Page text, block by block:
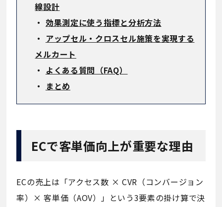
線設計
・ 効果測定に使う指標と分析方法
・ アップセル・クロスセル施策を実現する
メルカート
・ よくある質問（FAQ）
・
まとめ
ECで客単価向上が重要な理由
ECの売上は「アクセス数 × CVR（コンバージョン
率）× 客単価（AOV）」という3要素の掛け算で決